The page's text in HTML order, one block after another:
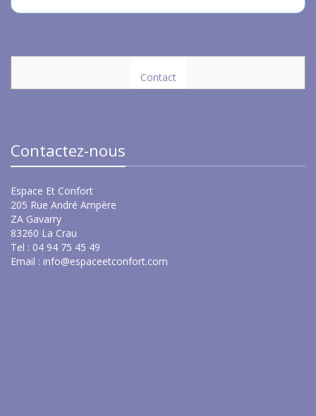
Contact
Contactez-nous
Espace Et Confort
205 Rue André Ampère
ZA Gavarry
83260 La Crau
Tel : 04 94 75 45 49
Email : info@espaceetconfort.com